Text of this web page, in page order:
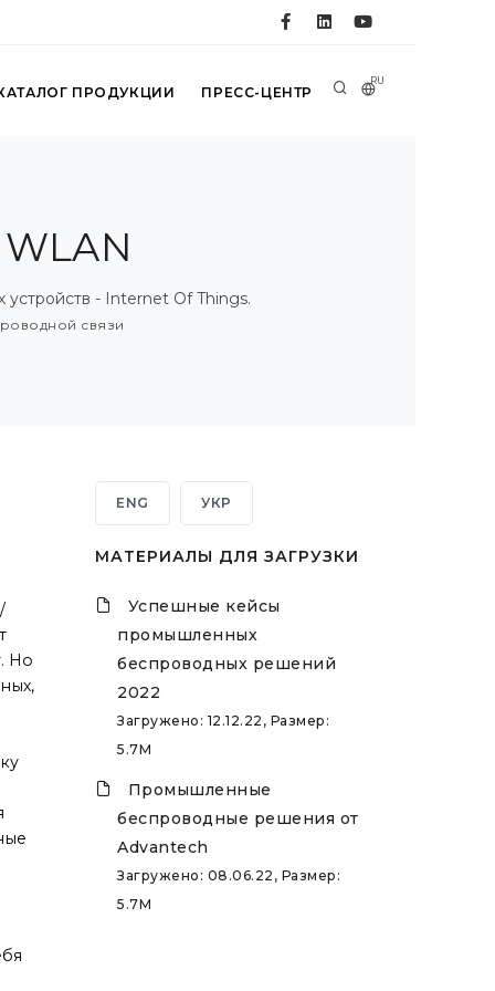
RU
ПРОДУКЦИИ ПРЕСС-ЦЕНТР
- Internet Of Things.
связи
Но
ENG УКР
МАТЕРИАЛЫ ДЛЯ ЗАГРУЗКИ
Успешные кейсы
промышленных
беспроводных решений
2022
Загружено: 12.12.22, Размер:
5.7M
Промышленные
беспроводные решения от
Advantech
Загружено: 08.06.22, Размер:
5.7M